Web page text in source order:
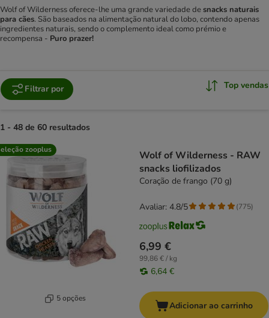
Wolf of Wilderness oferece-lhe uma grande variedade desnacks naturais
para cães. São baseados na alimentação natural do lobo, contendo apenas
ingredientes naturais, sendo o complemento ideal como prémio e
recompensa - Puro prazer!
Filtrar por Top vendas
1 - 48 de 60 resultados
product items have been changed
zooplus
5 opções
Wolf of Wilderness - RAW
snacks liofilizados
Coração de frango (70 g)
6,99 €
99,86 € / kg
6,64 €
Avaliar: 4.8/5 (775)
Adicionar ao carrinho